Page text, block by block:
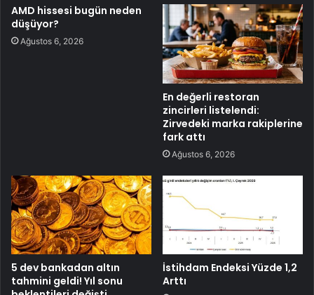
AMD hissesi bugün neden
düşüyor?
Ağustos 6, 2026
En değerli restoran
zincirleri listelendi:
Zirvedeki marka rakiplerine
fark attı
Ağustos 6, 2026
5 dev bankadan altın
tahmini geldi! Yıl sonu
İstihdam Endeksi Yüzde 1,2
Arttı